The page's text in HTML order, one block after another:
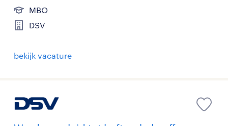
MBO
DSV
bekijk vacature